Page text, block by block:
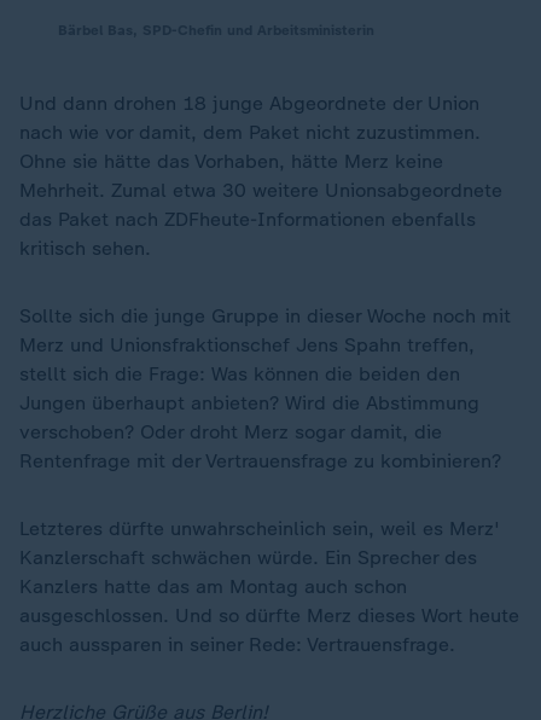
Und dann drohen 18 junge Abgeordnete der Union
nach wie vor damit, dem Paket nicht zuzustimmen.
Ohne sie hätte das Vorhaben, hätte Merz keine
Mehrheit. Zumal etwa 30 weitere Unionsabgeordnete
das Paket nach ZDFheute-Informationen ebenfalls
kritisch sehen.
Sollte sich die junge Gruppe in dieser Woche noch mit
Merz und Unionsfraktionschef Jens Spahn treffen,
stellt sich die Frage: Was können die beiden den
Jungen überhaupt anbieten? Wird die Abstimmung
verschoben? Oder droht Merz sogar damit, die
Rentenfrage mit der Vertrauensfrage zu kombinieren?
Letzteres dürfte unwahrscheinlich sein, weil es Merz'
Kanzlerschaft schwächen würde. Ein Sprecher des
Kanzlers hatte das am Montag auch schon
ausgeschlossen. Und so dürfte Merz dieses Wort heute
auch aussparen in seiner Rede: Vertrauensfrage.
Herzliche Grüße aus Berlin!